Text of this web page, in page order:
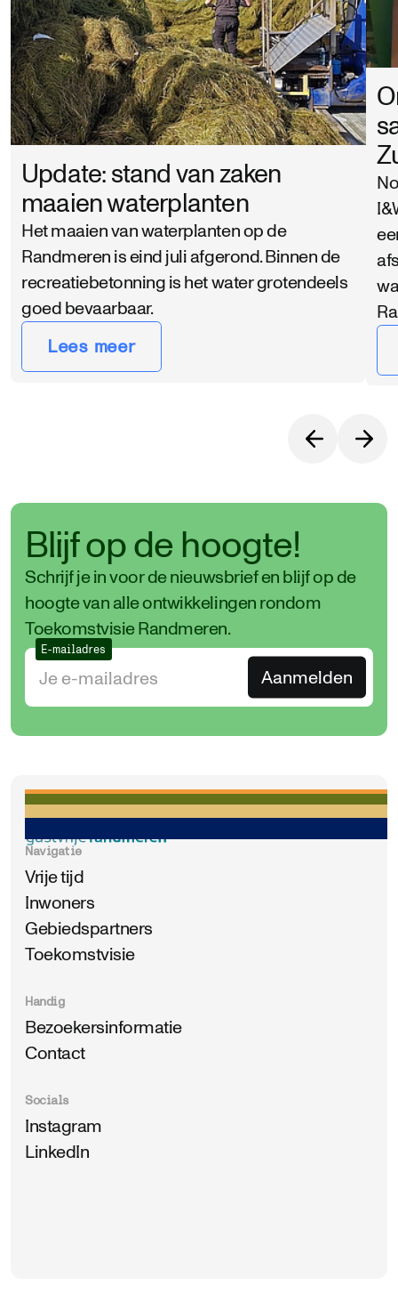
Update: stand van zaken
maaien waterplanten
Het maaien van waterplanten op de
Randmeren is eind juli afgerond. Binnen de
recreatiebetonning is het water grotendeels
goed bevaarbaar.
Lees meer
Blijf op de hoogte!
Schrijf je in voor de nieuwsbrief en blijf op de
hoogte van alle ontwikkelingen rondom
Toekomstvisie Randmeren.
E-mailadres
Navigatie
Vrije tijd
Inwoners
Gebiedspartners
Toekomstvisie
Handig
Bezoekersinformatie
Contact
Socials
Instagram
LinkedIn